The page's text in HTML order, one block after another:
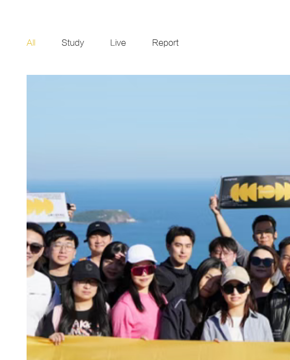
All Study Live Report